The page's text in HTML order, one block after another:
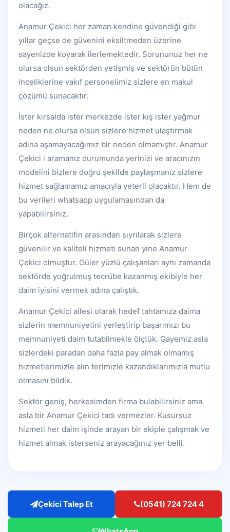
olacağız.
Anamur Çekici her zaman kendine güvendiği gibi
yıllar geçse de güvenini eksiltmeden üzerine
sayenizde koyarak ilerlemektedir. Sorununuz her ne
olursa olsun sektörden yetişmiş ve sektörün bütün
inceliklerine vakıf personelimiz sizlere en makul
çözümü sunacaktır.
İster kırsalda ister merkezde ister kış ister yağmur
neden ne olursa olsun sizlere hizmet ulaştırmak
adına aşamayacağımız bir neden olmamıştır. Anamur
Çekici i aramanız durumunda yerinizi ve aracınızın
modelini bizlere doğru şekilde paylaşmanız sizlere
hizmet sağlamamız amacıyla yeterli olacaktır. Hem de
bu verileri whatsapp uygulamasından da
yapabilirsiniz.
Birçok alternatifin arasından sıyrılarak sizlere
güvenilir ve kaliteli hizmeti sunan yine Anamur
Çekici olmuştur. Güler yüzlü çalışanları aynı zamanda
sektörde yoğrulmuş tecrübe kazanmış ekibiyle her
daim iyisini vermek adına çalıştık.
Anamur Çekici ailesi olarak hedef tahtamıza daima
sizlerin memnuniyetini yerleştirip başarımızı bu
memnuniyeti daim tutabilmekle ölçtük. Gayemiz asla
sizlerdeki paradan daha fazla pay almak olmamış
hizmetlerimizle alın terimizle kazandıklarımızla mutlu
olmasını bildik.
Sektör geniş, herkesimden firma bulabilirsiniz ama
asla bir Anamur Çekici tadı vermezler. Kusursuz
hizmeti her daim işinde arayan bir ekiple çalışmak ve
hizmet almak isterseniz arayacağınız yer belli.
Çekici Talep Et (0541) 724 724 4